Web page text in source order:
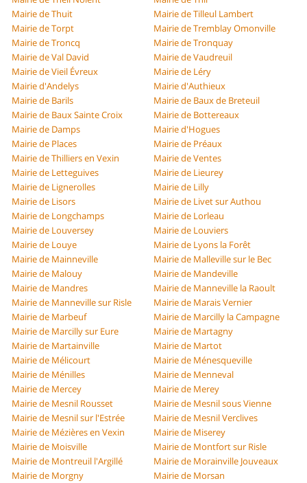
Mairie de Thuit
Mairie de Tilleul Lambert
Mairie de Torpt
Mairie de Tremblay Omonville
Mairie de Troncq
Mairie de Tronquay
Mairie de Val David
Mairie de Vaudreuil
Mairie de Vieil Évreux
Mairie de Léry
Mairie d'Andelys
Mairie d'Authieux
Mairie de Barils
Mairie de Baux de Breteuil
Mairie de Baux Sainte Croix
Mairie de Bottereaux
Mairie de Damps
Mairie d'Hogues
Mairie de Places
Mairie de Préaux
Mairie de Thilliers en Vexin
Mairie de Ventes
Mairie de Letteguives
Mairie de Lieurey
Mairie de Lignerolles
Mairie de Lilly
Mairie de Lisors
Mairie de Livet sur Authou
Mairie de Longchamps
Mairie de Lorleau
Mairie de Louversey
Mairie de Louviers
Mairie de Louye
Mairie de Lyons la Forêt
Mairie de Mainneville
Mairie de Malleville sur le Bec
Mairie de Malouy
Mairie de Mandeville
Mairie de Mandres
Mairie de Manneville la Raoult
Mairie de Manneville sur Risle
Mairie de Marais Vernier
Mairie de Marbeuf
Mairie de Marcilly la Campagne
Mairie de Marcilly sur Eure
Mairie de Martagny
Mairie de Martainville
Mairie de Martot
Mairie de Mélicourt
Mairie de Ménesqueville
Mairie de Ménilles
Mairie de Menneval
Mairie de Mercey
Mairie de Merey
Mairie de Mesnil Rousset
Mairie de Mesnil sous Vienne
Mairie de Mesnil sur l'Estrée
Mairie de Mesnil Verclives
Mairie de Mézières en Vexin
Mairie de Miserey
Mairie de Moisville
Mairie de Montfort sur Risle
Mairie de Montreuil l'Argillé
Mairie de Morainville Jouveaux
Mairie de Morgny
Mairie de Morsan